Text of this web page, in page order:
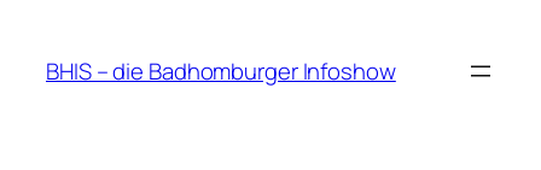
springen
BHIS – die Badhomburger Infoshow